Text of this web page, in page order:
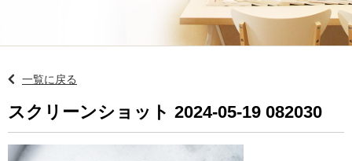
一覧に戻る
スクリーンショット 2024-05-19 082030